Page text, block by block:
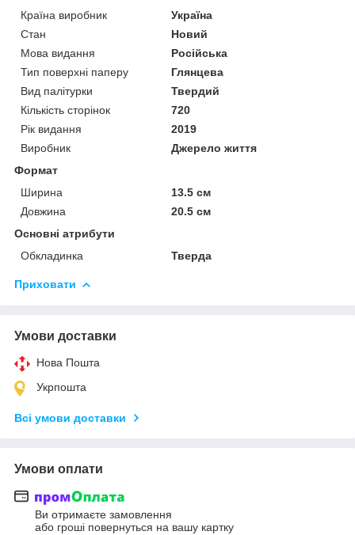
Країна виробник
Україна
Стан
Новий
Мова видання
Російська
Тип поверхні паперу
Глянцева
Вид палітурки
Твердий
Кількість сторінок
720
Рік видання
2019
Виробник
Джерело життя
Формат
Ширина
13.5 см
Довжина
20.5 см
Основні атрибути
Обкладинка
Тверда
Приховати
Умови доставки
Нова Пошта
Укрпошта
Всі умови доставки
Умови оплати
Ви отримаєте замовлення
або гроші повернуться на вашу картку